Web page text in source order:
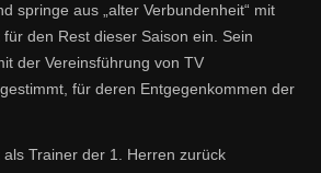
springe aus „alter Verbundenheit“ mit
den Rest dieser Saison ein. Sein
der Vereinsführung von TV
für deren Entgegenkommen der